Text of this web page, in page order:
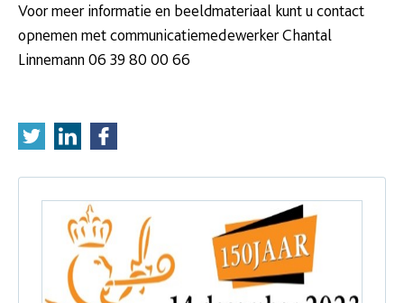
Voor meer informatie en beeldmateriaal kunt u contact
opnemen met communicatiemedewerker Chantal
Linnemann 06 39 80 00 66